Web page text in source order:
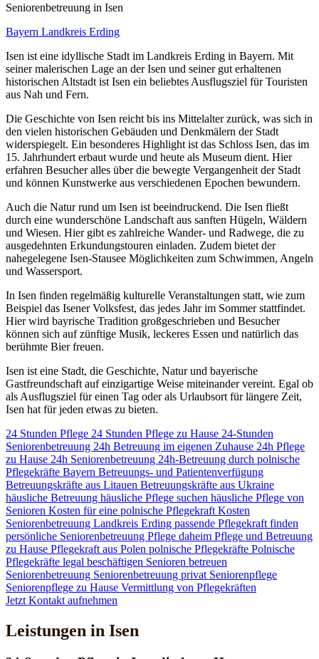
Senioren­betreuung in Isen
Bayern Landkreis Erding
Isen ist eine idyllische Stadt im Landkreis Erding in Bayern. Mit
seiner malerischen Lage an der Isen und seiner gut erhaltenen
historischen Altstadt ist Isen ein beliebtes Ausflugsziel für Touristen
aus Nah und Fern.
Die Geschichte von Isen reicht bis ins Mittelalter zurück, was sich in
den vielen historischen Gebäuden und Denkmälern der Stadt
widerspiegelt. Ein besonderes Highlight ist das Schloss Isen, das im
15. Jahrhundert erbaut wurde und heute als Museum dient. Hier
erfahren Besucher alles über die bewegte Vergangenheit der Stadt
und können Kunstwerke aus verschiedenen Epochen bewundern.
Auch die Natur rund um Isen ist beeindruckend. Die Isen fließt
durch eine wunderschöne Landschaft aus sanften Hügeln, Wäldern
und Wiesen. Hier gibt es zahlreiche Wander- und Radwege, die zu
ausgedehnten Erkundungstouren einladen. Zudem bietet der
nahegelegene Isen-Stausee Möglichkeiten zum Schwimmen, Angeln
und Wassersport.
In Isen finden regelmäßig kulturelle Veranstaltungen statt, wie zum
Beispiel das Isener Volksfest, das jedes Jahr im Sommer stattfindet.
Hier wird bayrische Tradition großgeschrieben und Besucher
können sich auf zünftige Musik, leckeres Essen und natürlich das
berühmte Bier freuen.
Isen ist eine Stadt, die Geschichte, Natur und bayerische
Gastfreundschaft auf einzigartige Weise miteinander vereint. Egal ob
als Ausflugsziel für einen Tag oder als Urlaubsort für längere Zeit,
Isen hat für jeden etwas zu bieten.
24 Stunden Pflege 24 Stunden Pflege zu Hause 24-Stunden
Seniorenbetreuung 24h Betreuung im eigenen Zuhause 24h Pflege
zu Hause 24h Seniorenbetreuung 24h-Betreuung durch polnische
Pflegekräfte Bayern Betreuungs- und Patientenverfügung
Betreuungskräfte aus Litauen Betreuungskräfte aus Ukraine
häusliche Betreuung häusliche Pflege suchen häusliche Pflege von
Senioren Kosten für eine polnische Pflegekraft Kosten
Seniorenbetreuung Landkreis Erding passende Pflegekraft finden
persönliche Seniorenbetreuung Pflege daheim Pflege und Betreuung
zu Hause Pflegekraft aus Polen polnische Pflegekräfte Polnische
Pflegekräfte legal beschäftigen Senioren betreuen
Seniorenbetreuung Seniorenbetreuung privat Seniorenpflege
Seniorenpflege zu Hause Vermittlung von Pflegekräften
Jetzt Kontakt aufnehmen
Leistungen in Isen